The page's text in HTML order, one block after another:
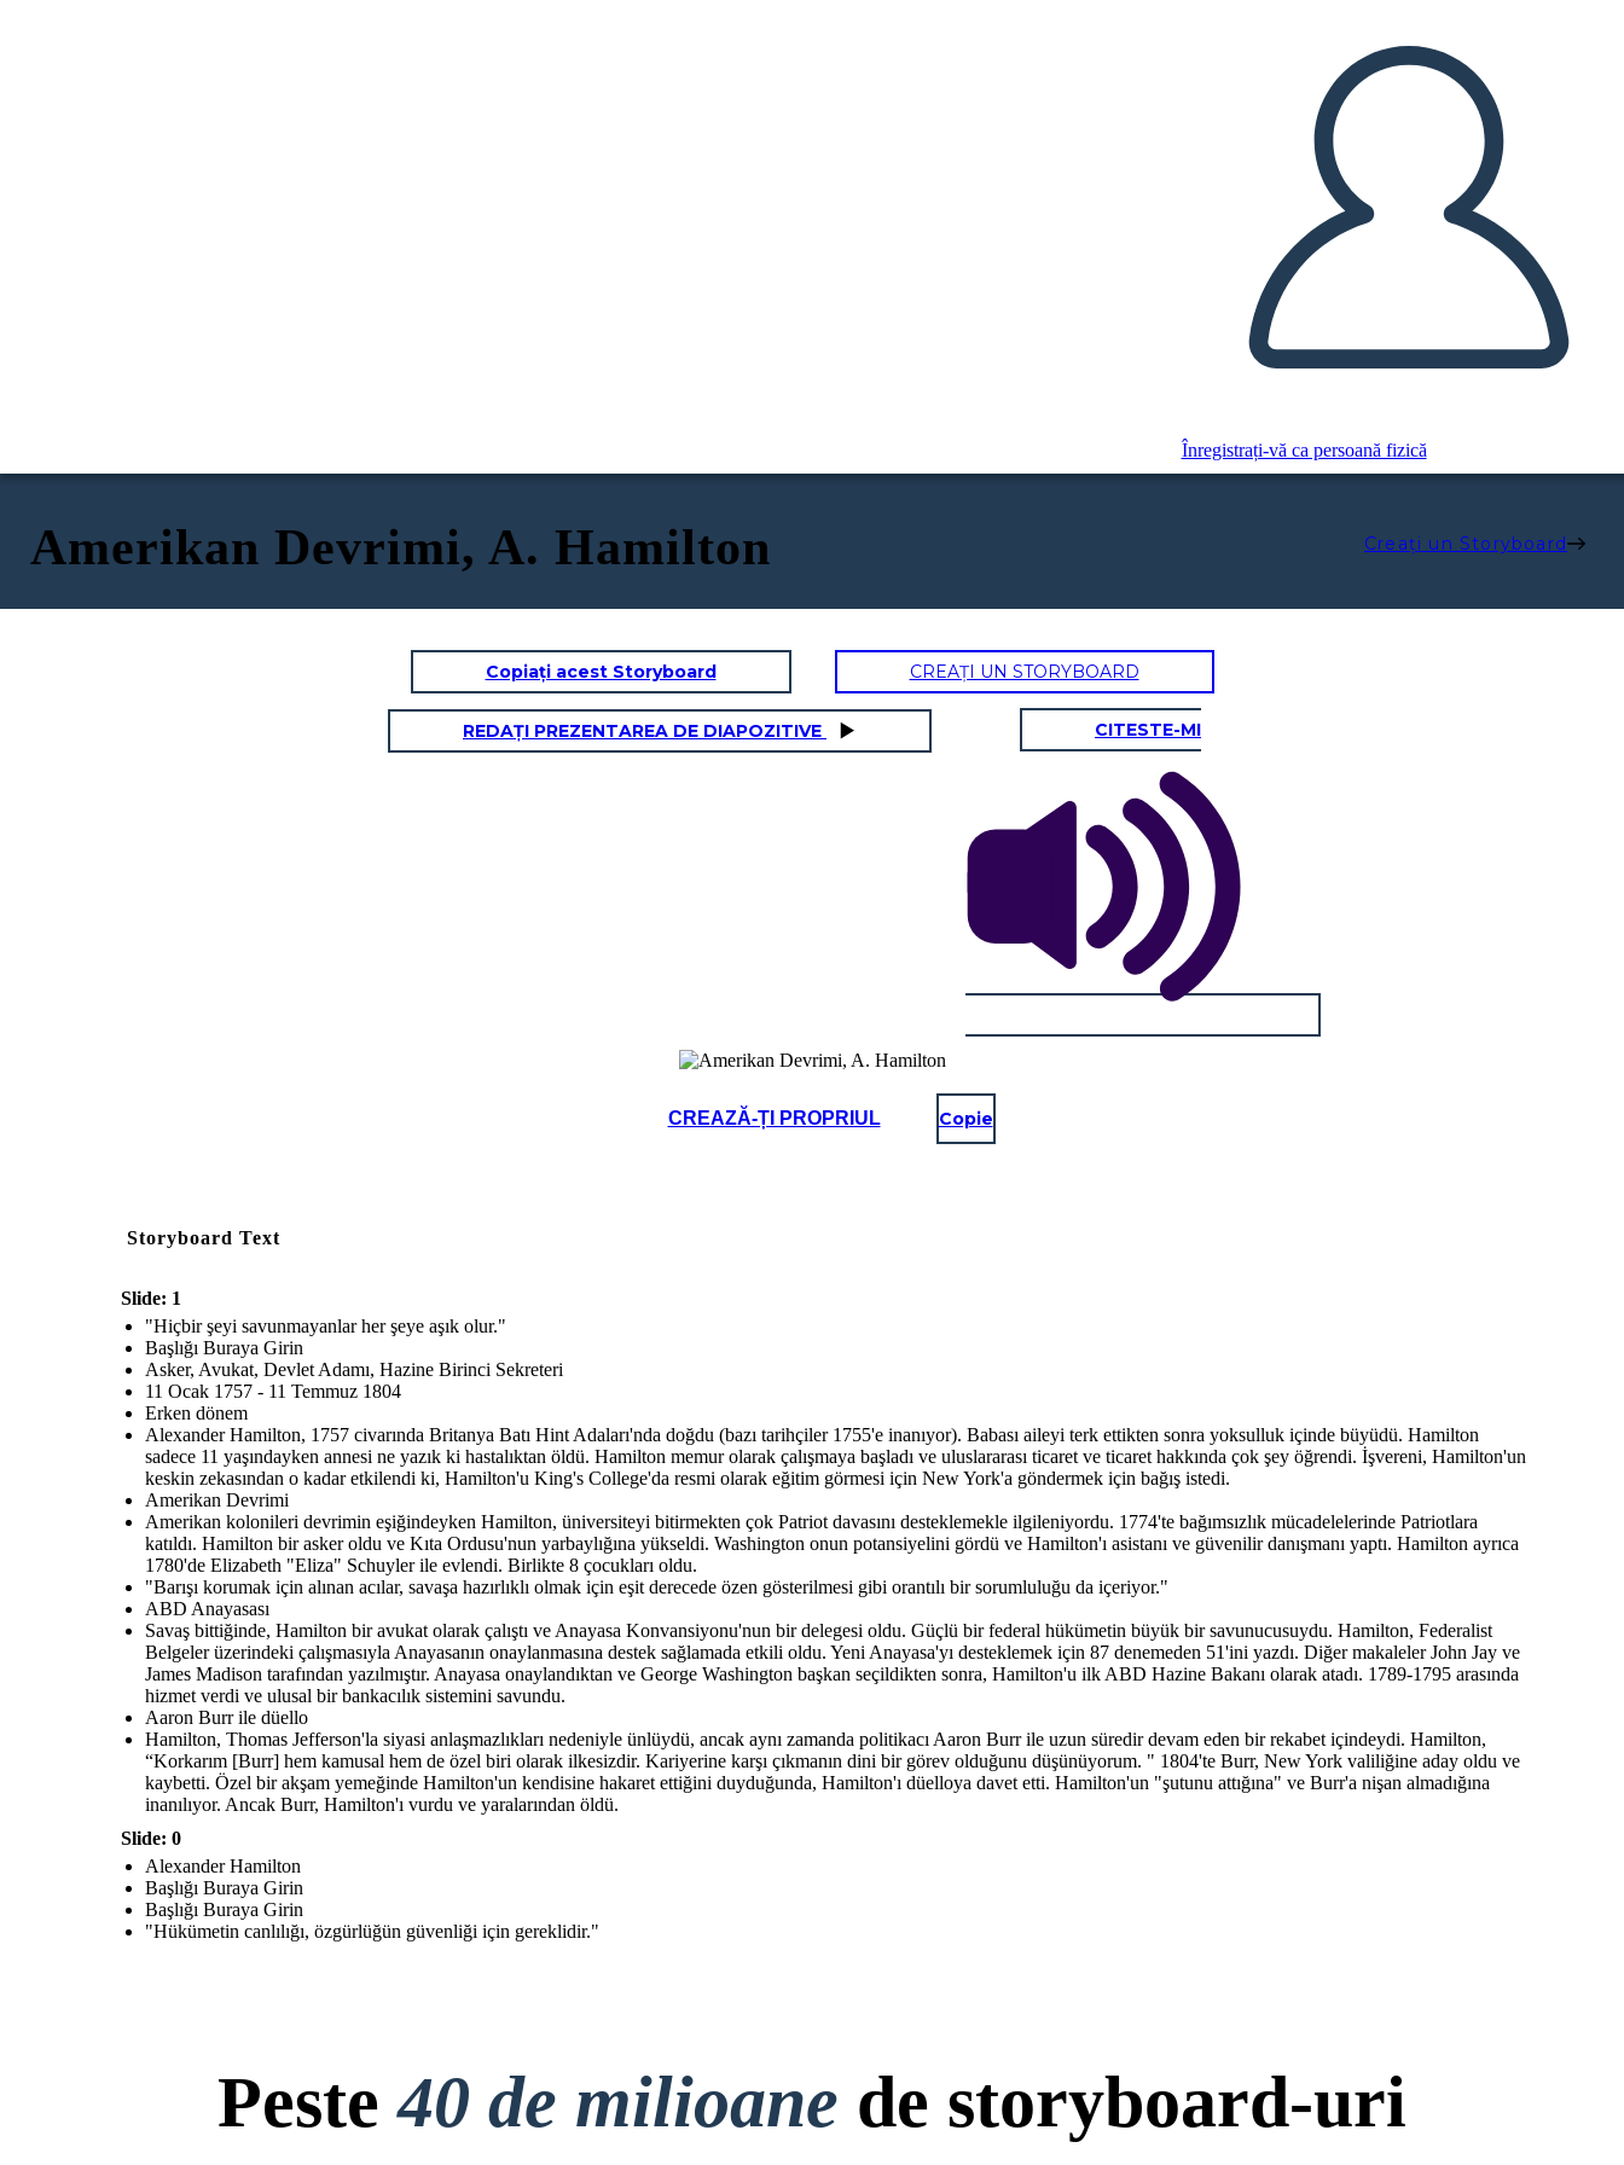
Înregistrați-vă ca persoană fizică
Amerikan Devrimi, A. Hamilton Creați un Storyboard
Copiați acest Storyboard CREAȚI UN STORYBOARD
REDAȚI PREZENTAREA DE DIAPOZITIVE CITESTE-MI
CREAZĂ-ȚI PROPRIUL Copie
Storyboard Text
Slide: 1
"Hiçbir şeyi savunmayanlar her şeye aşık olur."
Başlığı Buraya Girin
Asker, Avukat, Devlet Adamı, Hazine Birinci Sekreteri
11 Ocak 1757 - 11 Temmuz 1804
Erken dönem
Alexander Hamilton, 1757 civarında Britanya Batı Hint Adaları'nda doğdu (bazı tarihçiler 1755'e inanıyor). Babası aileyi terk ettikten sonra yoksulluk içinde büyüdü. Hamilton
sadece 11 yaşındayken annesi ne yazık ki hastalıktan öldü. Hamilton memur olarak çalışmaya başladı ve uluslararası ticaret ve ticaret hakkında çok şey öğrendi. İşvereni, Hamilton'un
keskin zekasından o kadar etkilendi ki, Hamilton'u King's College'da resmi olarak eğitim görmesi için New York'a göndermek için bağış istedi.
Amerikan Devrimi
Amerikan kolonileri devrimin eşiğindeyken Hamilton, üniversiteyi bitirmekten çok Patriot davasını desteklemekle ilgileniyordu. 1774'te bağımsızlık mücadelelerinde Patriotlara
katıldı. Hamilton bir asker oldu ve Kıta Ordusu'nun yarbaylığına yükseldi. Washington onun potansiyelini gördü ve Hamilton'ı asistanı ve güvenilir danışmanı yaptı. Hamilton ayrıca
1780'de Elizabeth "Eliza" Schuyler ile evlendi. Birlikte 8 çocukları oldu.
"Barışı korumak için alınan acılar, savaşa hazırlıklı olmak için eşit derecede özen gösterilmesi gibi orantılı bir sorumluluğu da içeriyor."
ABD Anayasası
Savaş bittiğinde, Hamilton bir avukat olarak çalıştı ve Anayasa Konvansiyonu'nun bir delegesi oldu. Güçlü bir federal hükümetin büyük bir savunucusuydu. Hamilton, Federalist
Belgeler üzerindeki çalışmasıyla Anayasanın onaylanmasına destek sağlamada etkili oldu. Yeni Anayasa'yı desteklemek için 87 denemeden 51'ini yazdı. Diğer makaleler John Jay ve
James Madison tarafından yazılmıştır. Anayasa onaylandıktan ve George Washington başkan seçildikten sonra, Hamilton'u ilk ABD Hazine Bakanı olarak atadı. 1789-1795 arasında
hizmet verdi ve ulusal bir bankacılık sistemini savundu.
Aaron Burr ile düello
Hamilton, Thomas Jefferson'la siyasi anlaşmazlıkları nedeniyle ünlüydü, ancak aynı zamanda politikacı Aaron Burr ile uzun süredir devam eden bir rekabet içindeydi. Hamilton,
“Korkarım [Burr] hem kamusal hem de özel biri olarak ilkesizdir. Kariyerine karşı çıkmanın dini bir görev olduğunu düşünüyorum. " 1804'te Burr, New York valiliğine aday oldu ve
kaybetti. Özel bir akşam yemeğinde Hamilton'un kendisine hakaret ettiğini duyduğunda, Hamilton'ı düelloya davet etti. Hamilton'un "şutunu attığına" ve Burr'a nişan almadığına
inanılıyor. Ancak Burr, Hamilton'ı vurdu ve yaralarından öldü.
Slide: 0
Alexander Hamilton
Başlığı Buraya Girin
Başlığı Buraya Girin
"Hükümetin canlılığı, özgürlüğün güvenliği için gereklidir."
Peste40 de milioane de storyboard-uri